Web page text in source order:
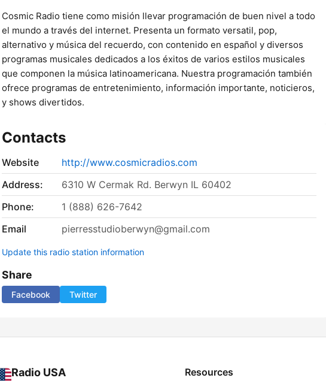
Cosmic Radio tiene como misión llevar programación de buen nivel a todo
el mundo a través del internet. Presenta un formato versatil, pop,
alternativo y música del recuerdo, con contenido en español y diversos
programas musicales dedicados a los éxitos de varios estilos musicales
que componen la música latinoamericana. Nuestra programación también
ofrece programas de entretenimiento, información importante, noticieros,
y shows divertidos.
Contacts
Website
http://www.cosmicradios.com
Address:
6310 W Cermak Rd. Berwyn IL 60402
Phone:
1 (888) 626-7642
Email
pierresstudioberwyn@gmail.com
Update this radio station information
Share
Facebook Twitter
Radio USA Resources